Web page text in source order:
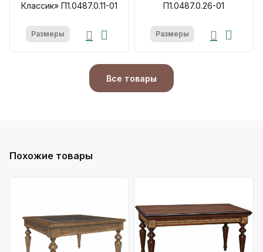
Классик» П1.0487.0.11-01
Размеры
П1.0487.0.26-01
Размеры
Все товары
Похожие товары